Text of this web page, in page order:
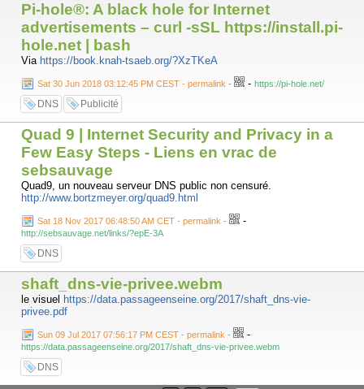
Pi-hole®: A black hole for Internet
advertisements – curl -sSL https://install.pi-
hole.net | bash
Via https://book.knah-tsaeb.org/?XzTKeA
Sat 30 Jun 2018 03:12:45 PM CEST - permalink - - https://pi-hole.net/
DNS Publicité
Quad 9 | Internet Security and Privacy in a
Few Easy Steps - Liens en vrac de
sebsauvage
Quad9, un nouveau serveur DNS public non censuré.
http://www.bortzmeyer.org/quad9.html
Sat 18 Nov 2017 06:48:50 AM CET - permalink - -
http://sebsauvage.net/links/?epE-3A
DNS
shaft_dns-vie-privee.webm
le visuel https://data.passageenseine.org/2017/shaft_dns-vie-
privee.pdf
Sun 09 Jul 2017 07:56:17 PM CEST - permalink - -
https://data.passageenseine.org/2017/shaft_dns-vie-privee.webm
DNS